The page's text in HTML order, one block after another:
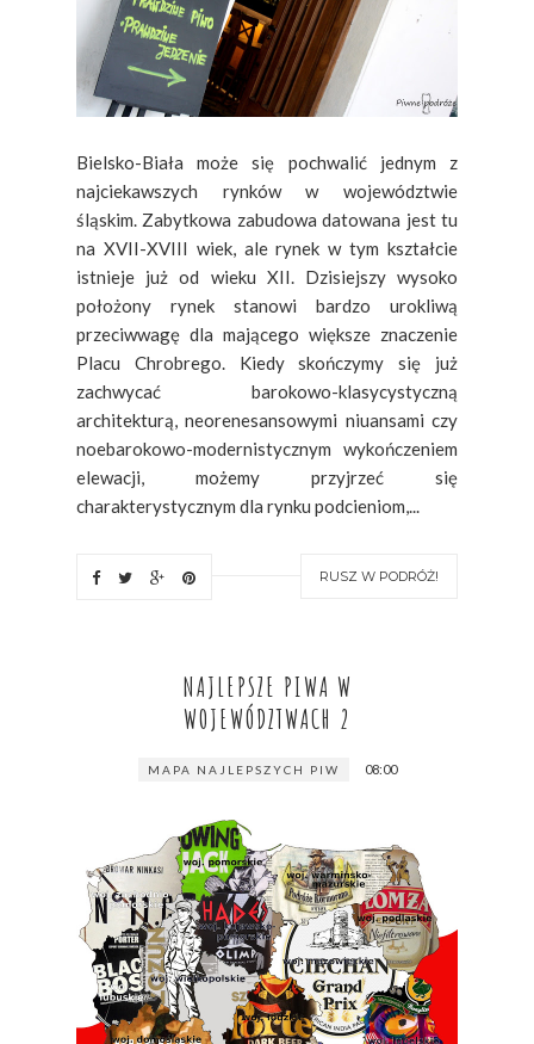
Bielsko-Biała może się pochwalić jednym z
najciekawszych rynków w województwie
śląskim. Zabytkowa zabudowa datowana jest tu
na XVII-XVIII wiek, ale rynek w tym kształcie
istnieje już od wieku XII. Dzisiejszy wysoko
położony rynek stanowi bardzo urokliwą
przeciwwagę dla mającego większe znaczenie
Placu Chrobrego. Kiedy skończymy się już
zachwycać barokowo-klasycystyczną
architekturą, neorenesansowymi niuansami czy
noebarokowo-modernistycznym wykończeniem
elewacji, możemy przyjrzeć się
charakterystycznym dla rynku podcieniom,...
RUSZ W PODRÓŻ!
NAJLEPSZE PIWA W
WOJEWÓDZTWACH 2
MAPA NAJLEPSZYCH PIW 08:00